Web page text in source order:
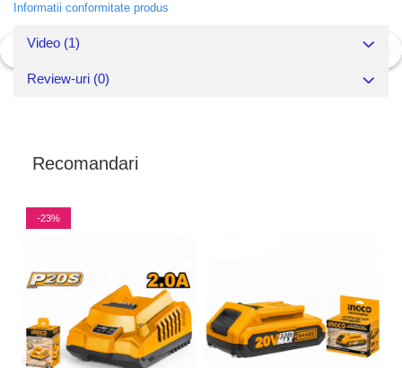
Informatii conformitate produs
Video (1)
Review-uri (0)
Recomandari
-23%